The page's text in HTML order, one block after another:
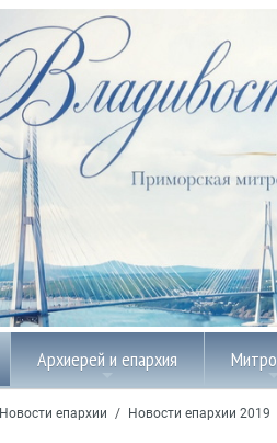
Архиерей и епархия
Новости епархии / Новости епархии 2019